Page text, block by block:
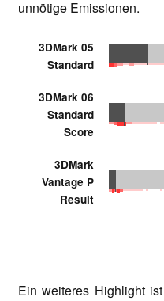
unnötige Emissionen.
3DMark 05
Standard
3DMark 06
Standard
Score
3DMark
Vantage P
Result
Ein weiteres Highlight